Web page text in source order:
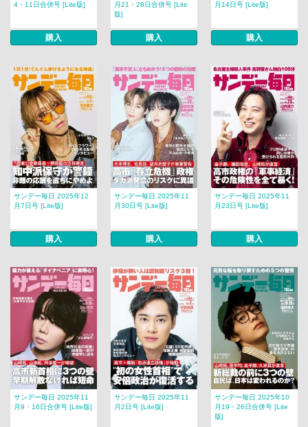
4・11日合併号 [Lite版]
購入
月21・28日合併号 [Lite
版]
購入
月14日号 [Lite版]
購入
サンデー毎日 2025年12
月7日号 [Lite版]
購入
サンデー毎日 2025年11
月30日号 [Lite版]
購入
サンデー毎日 2025年11
月23日号 [Lite版]
購入
サンデー毎日 2025年11
月9・16日合併号 [Lite版]
サンデー毎日 2025年11
月2日号 [Lite版]
サンデー毎日 2025年10
月19・26日合併号 [Lite
版]